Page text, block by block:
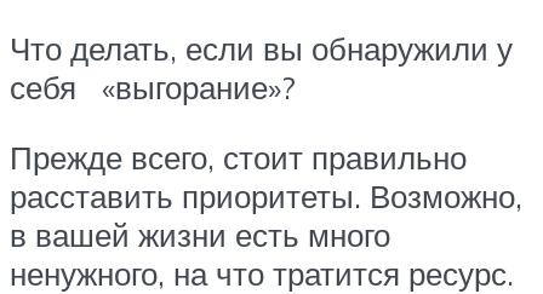
Что делать, если вы обнаружили у
себя «выгорание»?
Прежде всего, стоит правильно
расставить приоритеты. Возможно,
в вашей жизни есть много
ненужного, на что тратится ресурс.